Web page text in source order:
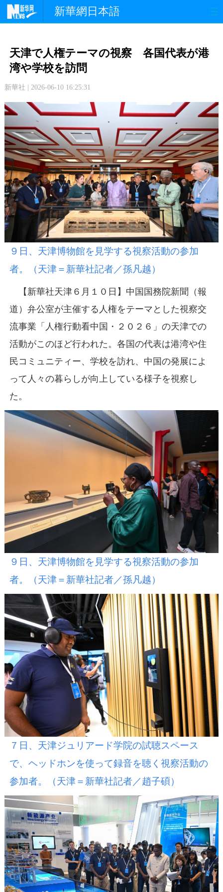
新華網日本語
文 化
中日交流
写 真
天津で人権テーマの視察 各国代表が港
湾や学校を訪問
新華社 | 2026-06-10 16:25:31
９日、天津博物館を見学する視察活動の参加
者。（天津＝新華社記者／孫凡越）
【新華社天津６月１０日】中国国務院新聞（報
道）弁公室が主催する人権をテーマとした視察交
流事業「人権行動看中国・２０２６」の天津での
活動がこのほど行われた。各国の代表は港湾や住
民コミュニティー、学校を訪れ、中国の発展によ
って人々の暮らしが向上している様子を視察し
た。
９日、天津博物館を見学する視察活動の参加
者。（天津＝新華社記者／孫凡越）
７日、天津ジュリアード学院の試聴スペース
で、ヘッドホンを使って録音を聴く視察活動の
参加者。（天津＝新華社記者／趙子碩）